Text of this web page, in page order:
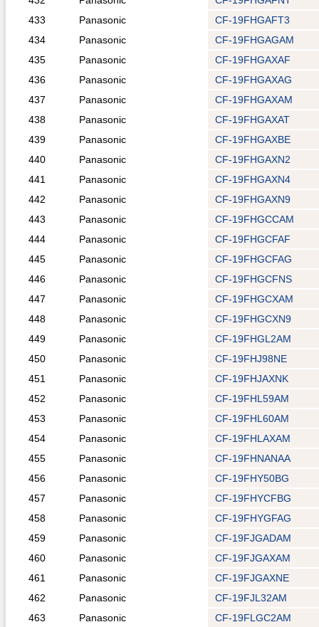
433
Panasonic
CF-19FHGAFT3
434
Panasonic
CF-19FHGAGAM
435
Panasonic
CF-19FHGAXAF
436
Panasonic
CF-19FHGAXAG
437
Panasonic
CF-19FHGAXAM
438
Panasonic
CF-19FHGAXAT
439
Panasonic
CF-19FHGAXBE
440
Panasonic
CF-19FHGAXN2
441
Panasonic
CF-19FHGAXN4
442
Panasonic
CF-19FHGAXN9
443
Panasonic
CF-19FHGCCAM
444
Panasonic
CF-19FHGCFAF
445
Panasonic
CF-19FHGCFAG
446
Panasonic
CF-19FHGCFNS
447
Panasonic
CF-19FHGCXAM
448
Panasonic
CF-19FHGCXN9
449
Panasonic
CF-19FHGL2AM
450
Panasonic
CF-19FHJ98NE
451
Panasonic
CF-19FHJAXNK
452
Panasonic
CF-19FHL59AM
453
Panasonic
CF-19FHL60AM
454
Panasonic
CF-19FHLAXAM
455
Panasonic
CF-19FHNANAA
456
Panasonic
CF-19FHY50BG
457
Panasonic
CF-19FHYCFBG
458
Panasonic
CF-19FHYGFAG
459
Panasonic
CF-19FJGADAM
460
Panasonic
CF-19FJGAXAM
461
Panasonic
CF-19FJGAXNE
462
Panasonic
CF-19FJL32AM
463
Panasonic
CF-19FLGC2AM